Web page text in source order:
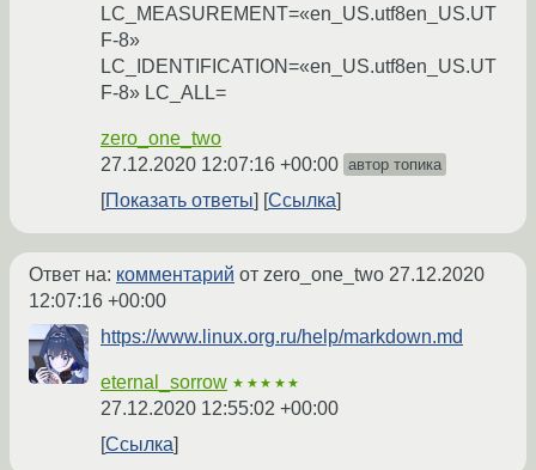
LC_MEASUREMENT=«en_US.utf8en_US.UT
F-8»
LC_IDENTIFICATION=«en_US.utf8en_US.UT
F-8» LC_ALL=
zero_one_two
27.12.2020 12:07:16 +00:00 автор топика
Показать ответы Ссылка
Ответ на: комментарий от zero_one_two 27.12.2020
12:07:16 +00:00
https://www.linux.org.ru/help/markdown.md
eternal_sorrow ★★★★★
27.12.2020 12:55:02 +00:00
Ссылка